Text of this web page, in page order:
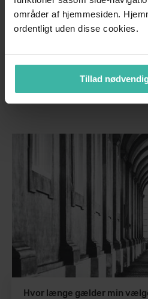
områder af hjemmesiden.
ordentligt uden disse cookies.
Tillad
Hvordan behandles mine
personoplysninger?
Hvor længe gælder min